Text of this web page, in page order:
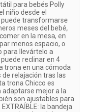
para bebés Polly
niño desde el
puede transformarse
meses del bebé,
en la mesa, en
menos espacio, o
para llevártelo a
puede reclinar en 4
trona en una cómoda
relajación tras las
trona Chicco es
mejor a la
son ajustables para
la bandeja